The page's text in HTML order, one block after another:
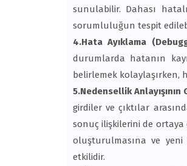
sunulabilir. Dahası
sorumluluğun tespit
4.Hata Ayıklama
durumlarda hatanın
belirlemek kolaylaşırken,
5.Nedensellik
girdiler ve çıktılar
sonuç ilişkilerini de ortaya
oluşturulmasına ve yeni
etkilidir.